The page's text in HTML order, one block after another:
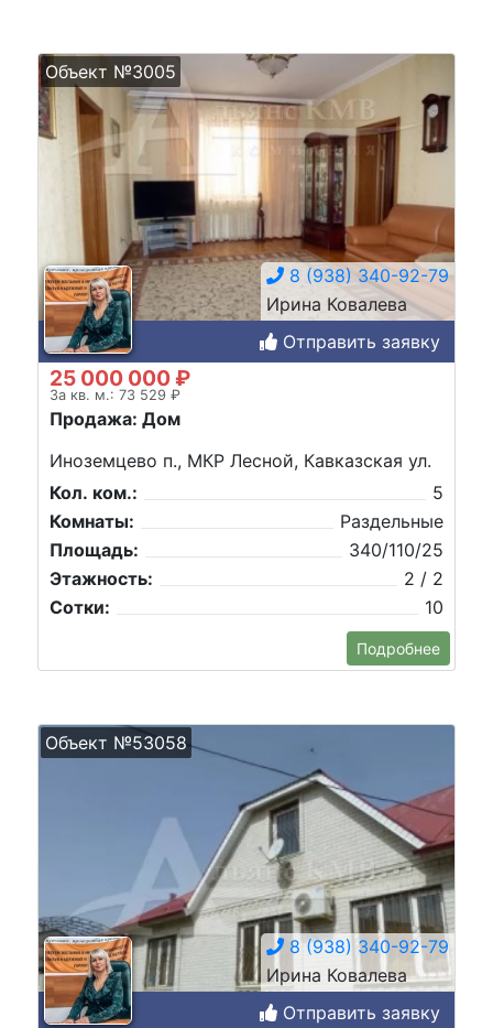
Объект №3005
8 (938) 340-92-79
Ирина Ковалева
Отправить заявку
25 000 000 ₽
За кв. м.: 73 529 ₽
Продажа: Дом
Иноземцево п., МКР Лесной, Кавказская ул.
Кол. ком.:
5
Комнаты:
Раздельные
Площадь:
340/110/25
Этажность:
2 / 2
Сотки:
10
Подробнее
Объект №53058
8 (938) 340-92-79
Ирина Ковалева
Отправить заявку